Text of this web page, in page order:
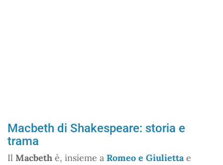
Macbeth di Shakespeare: storia e
trama
Il Macbeth è, insieme a Romeo e Giuliettae